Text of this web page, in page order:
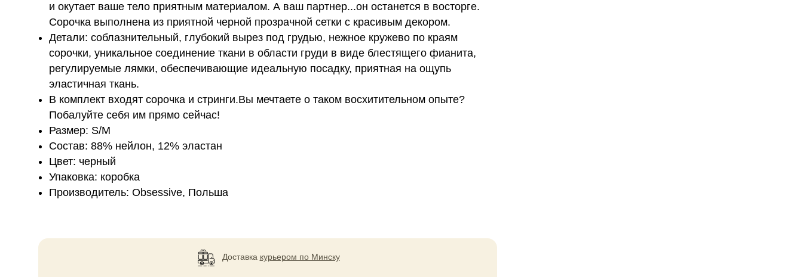
и окутает ваше тело приятным материалом. А ваш партнер...он останется в восторге.
Сорочка выполнена из приятной черной прозрачной сетки с красивым декором.
Детали: соблазнительный, глубокий вырез под грудью, нежное кружево по краям
сорочки, уникальное соединение ткани в области груди в виде блестящего фианита,
регулируемые лямки, обеспечивающие идеальную посадку, приятная на ощупь
эластичная ткань.
В комплект входят сорочка и стринги.Вы мечтаете о таком восхитительном опыте?
Побалуйте себя им прямо сейчас!
Размер: S/M
Состав: 88% нейлон, 12% эластан
Цвет: черный
Упаковка: коробка
Производитель: Obsessive, Польша
Доставка курьером по Минску